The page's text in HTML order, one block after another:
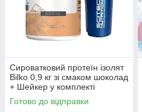
Сироватковий протеїн ізолят
Bilko 0,9 кг зі смаком шоколад
+ Шейкер у комплекті
Готово до відправки